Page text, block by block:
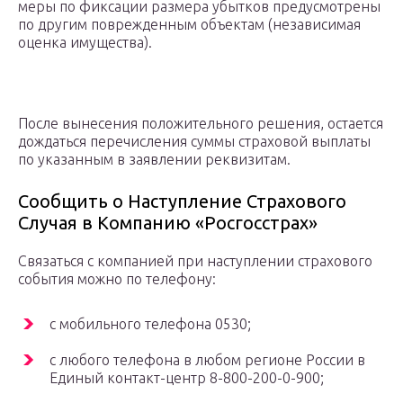
меры по фиксации размера убытков предусмотрены
по другим поврежденным объектам (независимая
оценка имущества).
После вынесения положительного решения, остается
дождаться перечисления суммы страховой выплаты
по указанным в заявлении реквизитам.
Сообщить о Наступление Страхового
Случая в Компанию «Росгосстрах»
Связаться с компанией при наступлении страхового
события можно по телефону:
с мобильного телефона 0530;
с любого телефона в любом регионе России в
Единый контакт-центр 8-800-200-0-900;